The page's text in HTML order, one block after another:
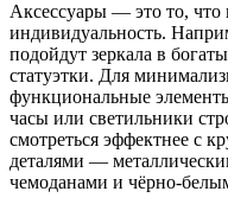
Аксессуары — это то, что
индивидуальность.
подойдут зеркала в
статуэтки. Для
функциональные
часы или светильники
смотреться эффектнее с
деталями —
чемоданами и чёрно-